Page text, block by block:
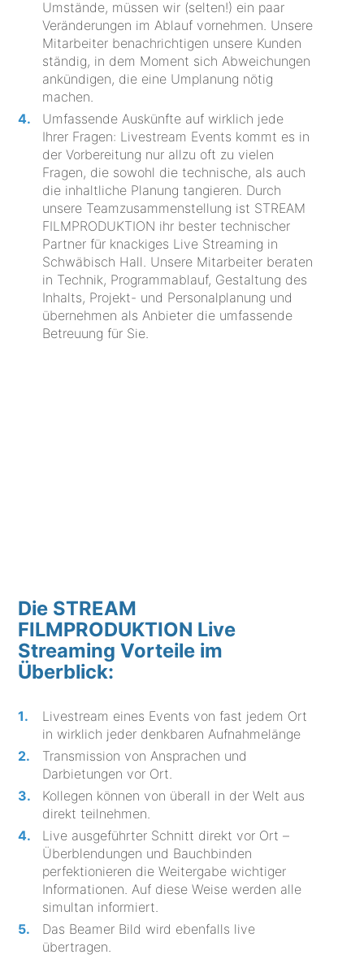
Umstände, müssen wir (selten!) ein paar
Veränderungen im Ablauf vornehmen. Unsere
Mitarbeiter benachrichtigen unsere Kunden
ständig, in dem Moment sich Abweichungen
ankündigen, die eine Umplanung nötig
machen.
Umfassende Auskünfte auf wirklich jede
Ihrer Fragen: Livestream Events kommt es in
der Vorbereitung nur allzu oft zu vielen
Fragen, die sowohl die technische, als auch
die inhaltliche Planung tangieren. Durch
unsere Teamzusammenstellung ist STREAM
FILMPRODUKTION ihr bester technischer
Partner für knackiges Live Streaming in
Schwäbisch Hall. Unsere Mitarbeiter beraten
in Technik, Programmablauf, Gestaltung des
Inhalts, Projekt- und Personalplanung und
übernehmen als Anbieter die umfassende
Betreuung für Sie.
Die STREAM
FILMPRODUKTION Live
Streaming Vorteile im
Überblick:
Livestream eines Events von fast jedem Ort
in wirklich jeder denkbaren Aufnahmelänge
Transmission von Ansprachen und
Darbietungen vor Ort.
Kollegen können von überall in der Welt aus
direkt teilnehmen.
Live ausgeführter Schnitt direkt vor Ort –
Überblendungen und Bauchbinden
perfektionieren die Weitergabe wichtiger
Informationen. Auf diese Weise werden alle
simultan informiert.
Das Beamer Bild wird ebenfalls live
übertragen.